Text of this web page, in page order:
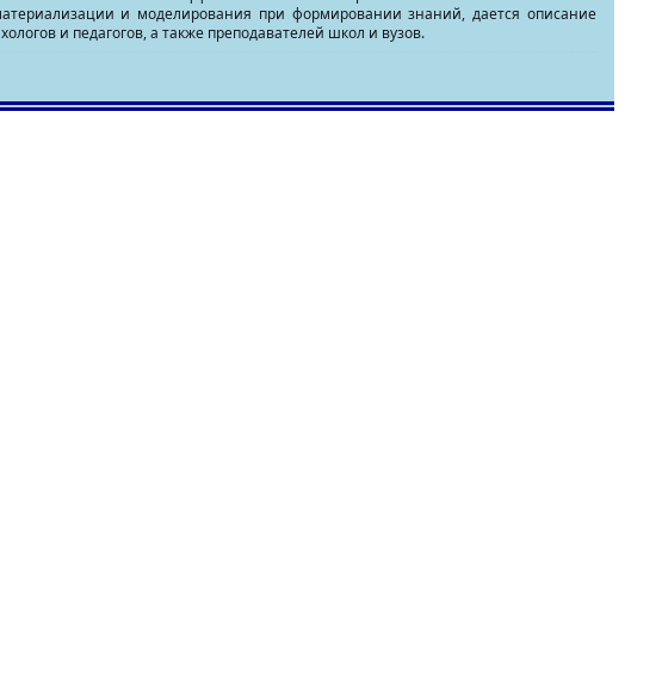
и моделирования при формировании знаний, дается описание
и педагогов, а также преподавателей школ и вузов.